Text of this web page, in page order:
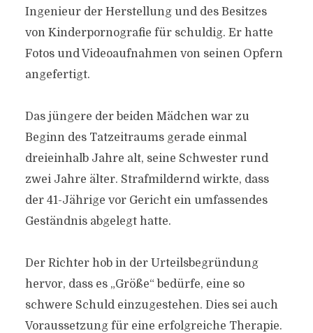
Ingenieur der Herstellung und des Besitzes
von Kinderpornografie für schuldig. Er hatte
Fotos und Videoaufnahmen von seinen Opfern
angefertigt.
Das jüngere der beiden Mädchen war zu
Beginn des Tatzeitraums gerade einmal
dreieinhalb Jahre alt, seine Schwester rund
zwei Jahre älter. Strafmildernd wirkte, dass
der 41-Jährige vor Gericht ein umfassendes
Geständnis abgelegt hatte.
Der Richter hob in der Urteilsbegründung
hervor, dass es „Größe“ bedürfe, eine so
schwere Schuld einzugestehen. Dies sei auch
Voraussetzung für eine erfolgreiche Therapie.